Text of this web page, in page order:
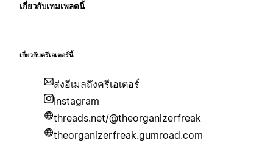
เกี่ยวกับเทมเพลตนี้
เกี่ยวกับครีเอเตอร์นี้
ส่งอีเมลถึงครีเอเตอร์
Instagram
threads.net/@theorganizerfreak
theorganizerfreak.gumroad.com